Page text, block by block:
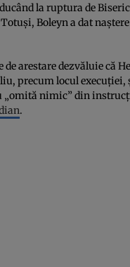
la ruptura de
Boleyn a dat
de arestare dezvăluie că
precum locul execuției,
„omită nimic” din
.